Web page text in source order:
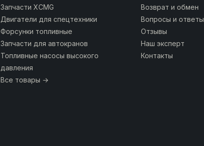
Запчасти XCMG
Двигатели для спецтехники
Форсунки топливные
Запчасти для автокранов
Топливные насосы высокого
давления
Все товары →
Возврат и обмен
Вопросы и ответы
Отзывы
Наш эксперт
Контакты